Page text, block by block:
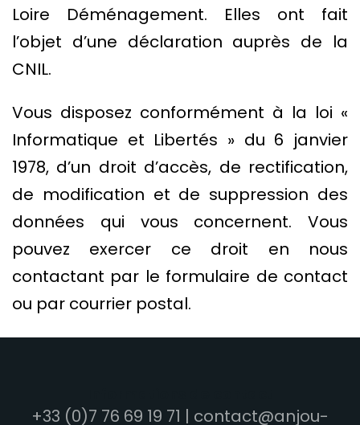
Loire Déménagement. Elles ont fait
l’objet d’une déclaration auprès de la
CNIL.
Vous disposez conformément à la loi «
Informatique et Libertés » du 6 janvier
1978, d’un droit d’accès, de rectification,
de modification et de suppression des
données qui vous concernent. Vous
pouvez exercer ce droit en nous
contactant par le formulaire de contact
ou par courrier postal.
+33 (0)7 76 69 19 71 | contact@anjou-